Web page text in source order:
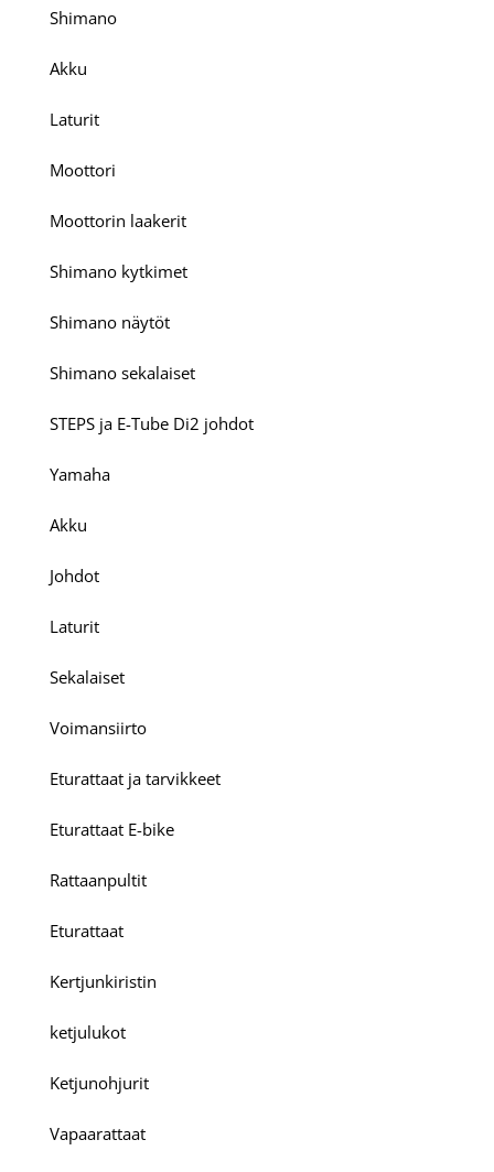
Shimano
Akku
Laturit
Moottori
Moottorin laakerit
Shimano kytkimet
Shimano näytöt
Shimano sekalaiset
STEPS ja E-Tube Di2 johdot
Yamaha
Akku
Johdot
Laturit
Sekalaiset
Voimansiirto
Eturattaat ja tarvikkeet
Eturattaat E-bike
Rattaanpultit
Eturattaat
Kertjunkiristin
ketjulukot
Ketjunohjurit
Vapaarattaat